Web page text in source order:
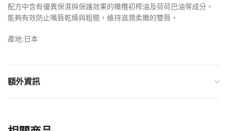
配方中含有優異保濕與保護效果的橄欖初榨油及荷荷巴油等成分。
能夠有效防止嘴唇乾燥與粗糙，維持滋潤柔嫩的雙唇。
產地:日本
額外資訊